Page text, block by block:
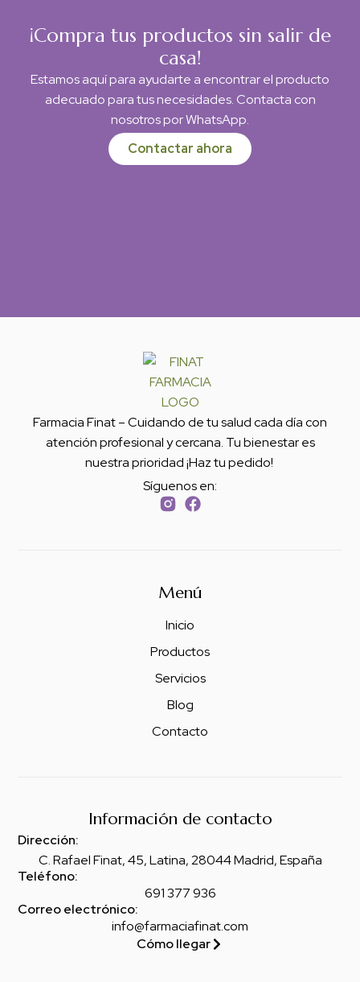
¡Compra tus productos sin salir de
casa!
Estamos aquí para ayudarte a encontrar el producto
adecuado para tus necesidades. Contacta con
nosotros por WhatsApp.
Contactar ahora
Farmacia Finat – Cuidando de tu salud cada día con
atención profesional y cercana. Tu bienestar es
nuestra prioridad ¡Haz tu pedido!
Síguenos en:
Menú
Inicio
Productos
Servicios
Blog
Contacto
Información de contacto
Dirección:
C. Rafael Finat, 45, Latina, 28044 Madrid, España
Teléfono:
691 377 936
Correo electrónico:
info@farmaciafinat.com
Cómo llegar